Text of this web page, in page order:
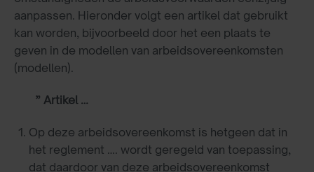
aanpassen. Hieronder volgt een artikel dat gebruikt
kan worden, bijvoorbeeld door het een plaats te
geven in de modellen van arbeidsovereenkomsten
(modellen).
” Artikel …
Op deze arbeidsovereenkomst is hetgeen dat in
het reglement …. wordt geregeld van toepassing,
dat daardoor van deze arbeidsovereenkomst